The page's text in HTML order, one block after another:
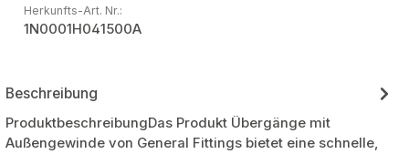
Herkunfts-Art. Nr.:
1N0001H041500A
Beschreibung
ProduktbeschreibungDas Produkt Übergänge mit
Außengewinde von General Fittings bietet eine schnelle,